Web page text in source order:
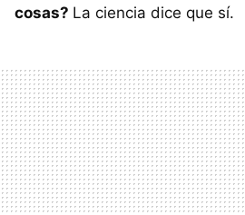
cosas? La ciencia dice que sí.